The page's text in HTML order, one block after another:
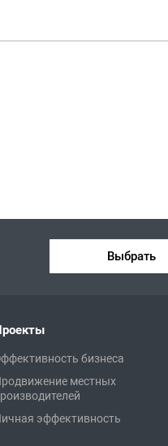
Выбрать
бизнеса
местных
эффективность